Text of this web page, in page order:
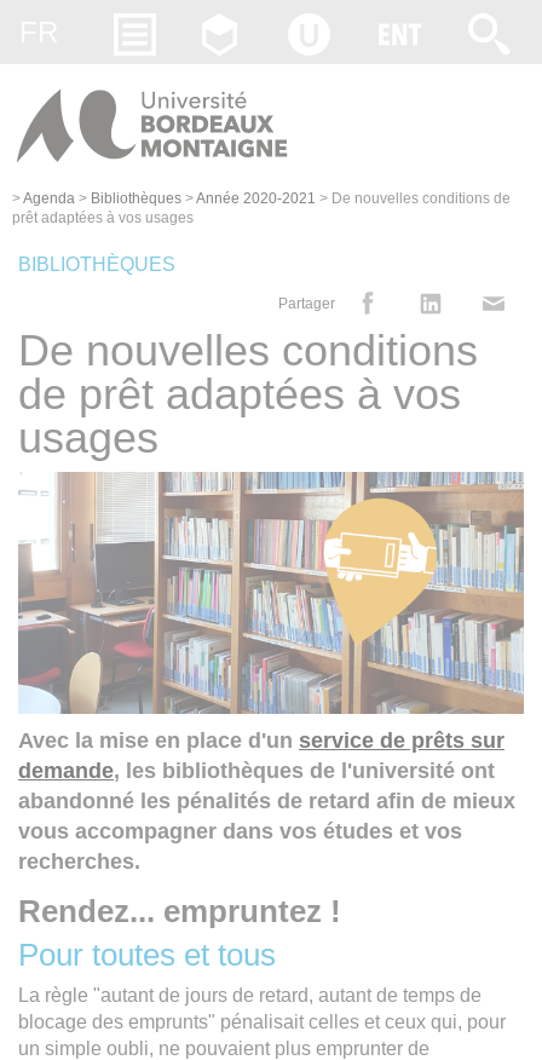
>Agenda > Bibliothèques >Année 2020-2021 > De nouvelles conditions de
prêt adaptées à vos usages
BIBLIOTHÈQUES
Partager
De nouvelles conditions
de prêt adaptées à vos
usages
Avec la mise en place d'un service de prêts sur
demande, les bibliothèques de l'université ont
abandonné les pénalités de retard afin de mieux
vous accompagner dans vos études et vos
recherches.
Rendez... empruntez !
Pour toutes et tous
La règle "autant de jours de retard, autant de temps de
blocage des emprunts" pénalisait celles et ceux qui, pour
un simple oubli, ne pouvaient plus emprunter de